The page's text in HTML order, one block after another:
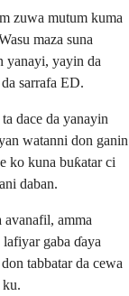
zuwa mutum kuma
maza suna
yanayi, yayin da
sarrafa ED.
dace da yanayin
watanni don ganin
ko kuna buƙatar ci
daban.
amma
gaba ɗaya
tabbatar da cewa
ku.